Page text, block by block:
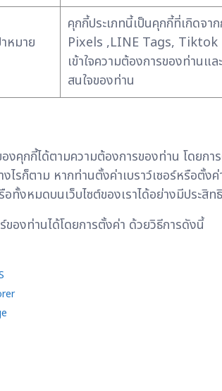
หมาย
คุกกี้ประเภทนี้เป็นคุกกี้ที่เกิดจ
Pixels ,LINE Tags, Tiktok
เข้าใจความต้องการของท่านแ
สนใจของท่าน
งคุกกี้ได้ตามความต้องการของท่าน โดยก
ไรก็ตาม หากท่านตั้งค่าเบราว์เซอร์หรือตั้
ทั้งหมดบนเว็บไซต์ของเราได้อย่างมีประสิท
ของท่านได้โดยการตั้งค่า ด้วยวิธีการดังนี้